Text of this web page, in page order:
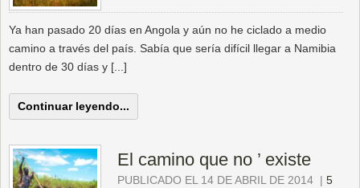
Ya han pasado 20 días en Angola y aún no he ciclado a medio
camino a través del país. Sabía que sería difícil llegar a Namibia
dentro de 30 días y [...]
Continuar leyendo...
El camino que no ’ existe
PUBLICADO EL 14 DE ABRIL DE 2014 | 5